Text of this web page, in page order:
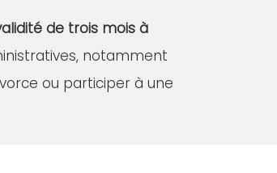
de trois mois à
notamment
ou participer à une